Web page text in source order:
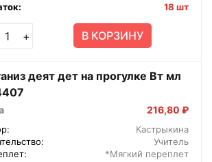
18 шт
+ В КОРЗИНУ
деят дет на прогулке Вт мл
216,80 ₽
Кастрыкина
Учитель
*Мягкий переплет